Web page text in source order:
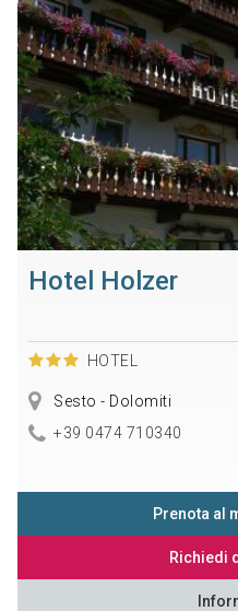
Hotel Holzer
HOTEL
Sesto - Dolomiti
+39 0474 710340
Prenota al
Richiedi